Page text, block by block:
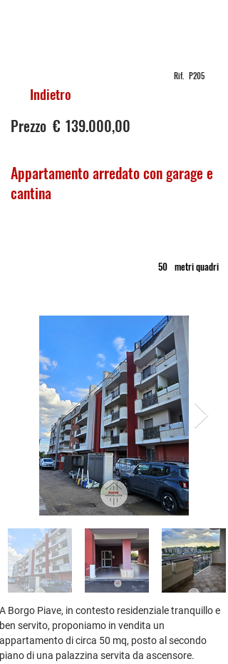
Indietro
Rif. P205
Prezzo € 139.000,00
Appartamento arredato con garage e
cantina
50 metri quadri
A Borgo Piave, in contesto residenziale tranquillo e
ben servito, proponiamo in vendita un
appartamento di circa 50 mq, posto al secondo
piano di una palazzina servita da ascensore.